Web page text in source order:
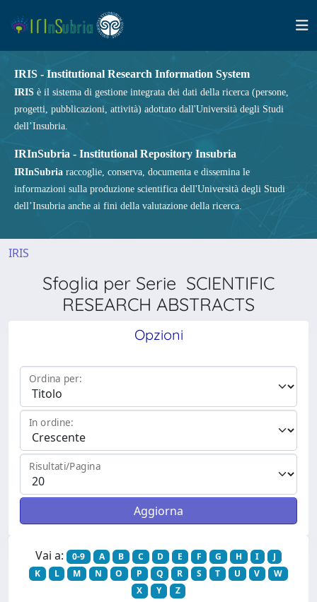
IRIS - Institutional Research Information System
IRIS è il sistema di gestione integrata dei dati della ricerca (persone,
progetti, pubblicazioni, attività) adottato dall'Università degli Studi
dell’Insubria.
IRInSubria - Institutional Repository Insubria
IRInSubria raccoglie, conserva, documenta e dissemina le
informazioni sulla produzione scientifica dell'Università degli Studi
dell’Insubria anche ai fini della valutazione della ricerca.
IRIS
Sfoglia per Serie SCIENTIFIC
RESEARCH ABSTRACTS
Opzioni
Ordina per:
In ordine:
Risultati/Pagina
Vai a: 0-9 A B C D E F G H I
J
K
L M N O P Q R S T U V
W
X
Y Z